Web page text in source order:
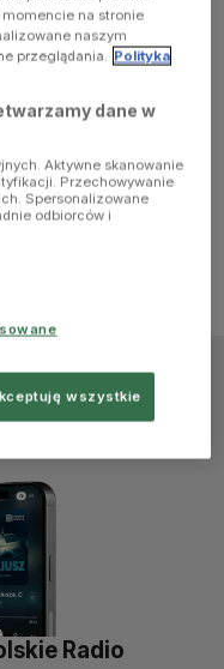
Radio
na stronie
naszym
przeglądania. Polityka
dane w
Aktywne skanowanie
Przechowywanie
Spersonalizowane
odbiorców i
wszystkie